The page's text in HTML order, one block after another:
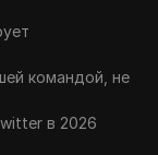
командой, не
в 2026